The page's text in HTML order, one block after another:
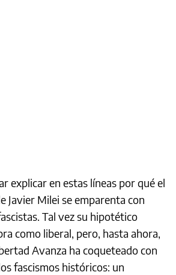
explicar en estas líneas por qué el
Javier Milei se emparenta con
Tal vez su hipotético
como liberal, pero, hasta ahora,
Avanza ha coqueteado con
fascismos históricos: un